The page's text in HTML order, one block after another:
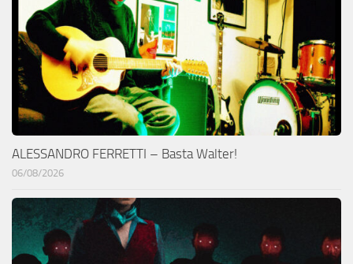
ALESSANDRO FERRETTI – Basta Walter!
06/08/2026